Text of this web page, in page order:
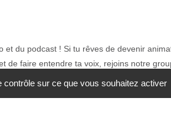
et du podcast ! Si tu rêves de devenir
de faire entendre ta voix, rejoins notre
audio, une aventure passionnante pour
avec et sans handicap Prix : gratuit
sur ce que vous souhaitez activer